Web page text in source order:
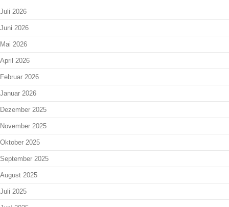
Juli 2026
Juni 2026
Mai 2026
April 2026
Februar 2026
Januar 2026
Dezember 2025
November 2025
Oktober 2025
September 2025
August 2025
Juli 2025